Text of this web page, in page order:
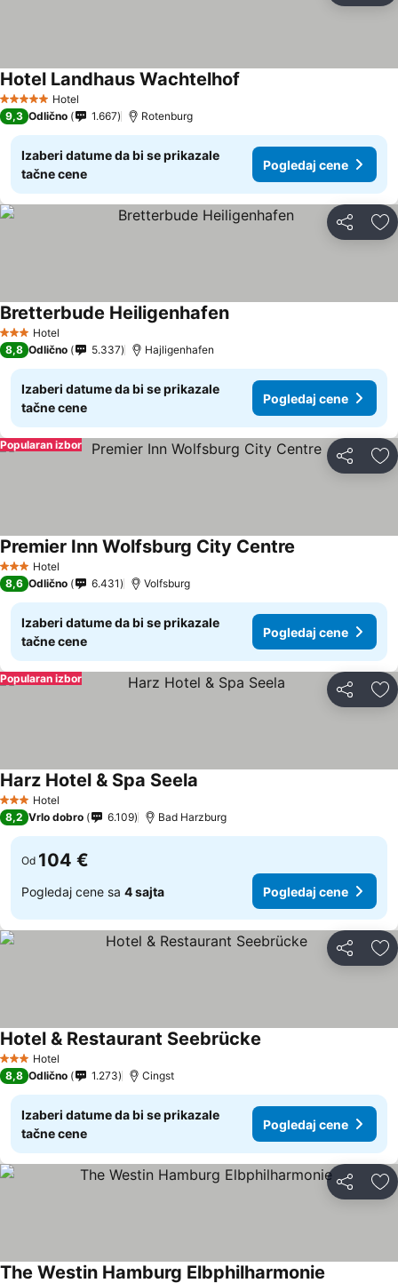
5 ZvezdiceHotel
Hotel Landhaus Wachtelhof
9,3 Odlično 1.667 Rotenburg
Izaberi datume da bi se prikazale
tačne cene
Pogledaj cene
Deli
3 Zvezdice
Hotel
Bretterbude HeiligenhafenPogledaj cene
8,8 Odlično 5.337 Hajligenhafen
Izaberi datume da bi se prikazale
tačne cene
Pogledaj cene
Deli
Popularan izbor
3 Zvezdice
Hotel
Premier Inn Wolfsburg City Centre
8,6 Odlično 6.431 Volfsburg
Izaberi datume da bi se prikazale
tačne cene
Pogledaj cene
Deli
Popularan izbor
3 Zvezdice
Hotel
Harz Hotel & Spa Seela
8,2 Vrlo dobro 6.109 Bad Harzburg
Od 104 €
Pogledaj cene sa 4 sajta Pogledaj cene
Deli
3 Zvezdice
Hotel
Hotel & Restaurant Seebrücke
8,8 Odlično 1.273 Cingst
Izaberi datume da bi se prikazale
tačne cene
Pogledaj cene
Deli
The Westin Hamburg Elbphilharmonie